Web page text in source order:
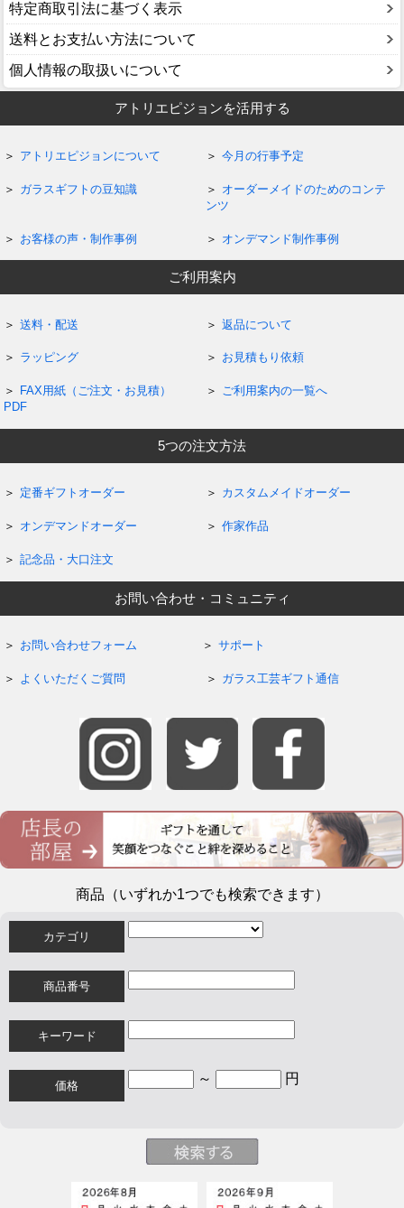
特定商取引法に基づく表示
送料とお支払い方法について
個人情報の取扱いについて
アトリエピジョンを活用する
アトリエピジョンについて 今月の行事予定
ガラスギフトの豆知識
オーダーメイドのためのコンテ
ンツ
お客様の声・制作事例 オンデマンド制作事例
ご利用案内
送料・配送 返品について
ラッピング お見積もり依頼
FAX用紙（ご注文・お見積）
PDF
ご利用案内の一覧へ
5つの注文方法
定番ギフトオーダー カスタムメイドオーダー
オンデマンドオーダー 作家作品
記念品・大口注文
お問い合わせ・コミュニティ
お問い合わせフォーム サポート
よくいただくご質問 ガラス工芸ギフト通信
商品（いずれか1つでも検索できます）
カテゴリ
商品番号
キーワード
価格 ～ 円